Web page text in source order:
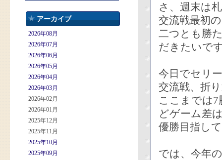
アーカイブ
2026年08月
2026年07月
2026年06月
2026年05月
2026年04月
2026年03月
2026年02月
2026年01月
2025年12月
2025年11月
2025年10月
2025年09月
さ、週末は
交流戦最初
二つとも勝
だきたいで
今日でセリ
交流戦、折
ここまでは
どゲーム差
優勝目指し
では、今年